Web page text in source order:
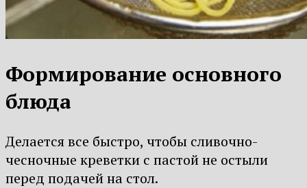
Формирование основного
блюда
Делается все быстро, чтобы сливочно-
чесночные креветки с пастой не остыли
перед подачей на стол.